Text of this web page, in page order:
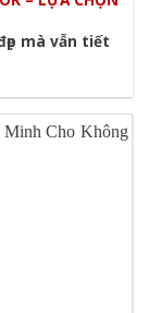
mà vẫn tiết